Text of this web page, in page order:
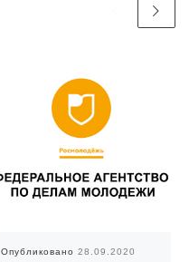
Опубликовано 28.09.2020